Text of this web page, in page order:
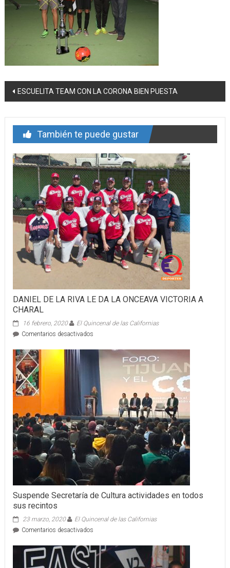
Navegación
entrada
ESCUELITA TEAM CON LA CORONA BIEN PUESTA
También te puede gustar
DANIEL DE LA RIVA LE DA LA ONCEAVA VICTORIA A
CHARAL
16 febrero, 2020
El Quincenal de las Californias
Comentarios desactivadosen
DE
LA
RIVA
DA
LA
ONCEAVA
VICTORIA
A
CHARAL
Suspende Secretaría de Cultura actividades en todos
sus recintos
23 marzo, 2020
El Quincenal de las Californias
Comentarios desactivadosen
Secretaría
de
Cultura